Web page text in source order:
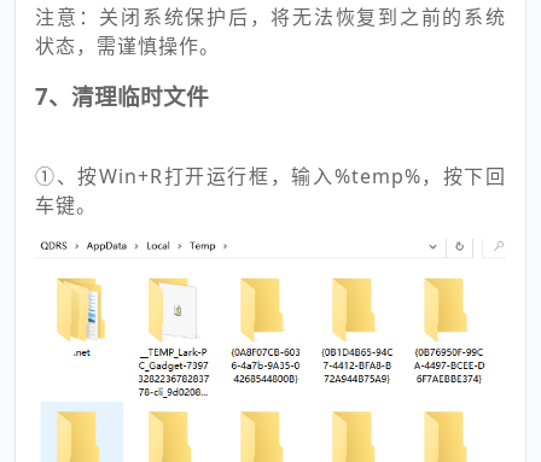
注意：关闭系统保护后，将无法恢复到之前的系统
状态，需谨慎操作。
7、清理临时文件
①、按Win+R打开运行框，输入%temp%，按下回
车键。